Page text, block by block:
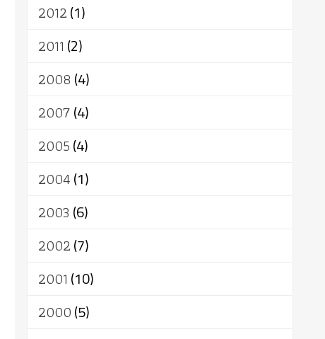
2012(1)
2011 (2)
2008 (4)
2007(4)
2005(4)
2004(1)
2003 (6)
2002(7)
2001 (10)
2000(5)